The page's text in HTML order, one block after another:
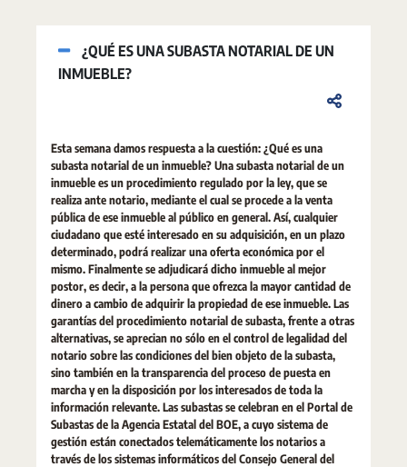
¿QUÉ ES UNA SUBASTA NOTARIAL DE UN
INMUEBLE?
Esta semana damos respuesta a la cuestión: ¿Qué es una
subasta notarial de un inmueble? Una subasta notarial de un
inmueble es un procedimiento regulado por la ley, que se
realiza ante notario, mediante el cual se procede a la venta
pública de ese inmueble al público en general. Así, cualquier
ciudadano que esté interesado en su adquisición, en un plazo
determinado, podrá realizar una oferta económica por el
mismo. Finalmente se adjudicará dicho inmueble al mejor
postor, es decir, a la persona que ofrezca la mayor cantidad de
dinero a cambio de adquirir la propiedad de ese inmueble. Las
garantías del procedimiento notarial de subasta, frente a otras
alternativas, se aprecian no sólo en el control de legalidad del
notario sobre las condiciones del bien objeto de la subasta,
sino también en la transparencia del proceso de puesta en
marcha y en la disposición por los interesados de toda la
información relevante. Las subastas se celebran en el Portal de
Subastas de la Agencia Estatal del BOE, a cuyo sistema de
gestión están conectados telemáticamente los notarios a
través de los sistemas informáticos del Consejo General del